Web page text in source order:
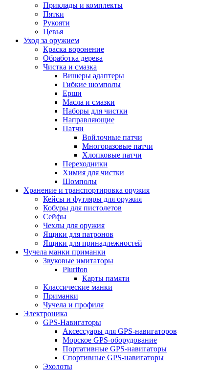
Приклады и комплекты
Пятки
Рукояти
Цевья
Уход за оружием
Краска воронение
Обработка дерева
Чистка и смазка
Вишеры адаптеры
Гибкие шомполы
Ерши
Масла и смазки
Наборы для чистки
Направляющие
Патчи
Войлочные патчи
Многоразовые патчи
Хлопковые патчи
Переходники
Химия для чистки
Шомполы
Хранение и транспортировка оружия
Кейсы и футляры для оружия
Кобуры для пистолетов
Сейфы
Чехлы для оружия
Ящики для патронов
Ящики для принадлежностей
Чучела манки приманки
Звуковые имитаторы
Plurifon
Карты памяти
Классические манки
Приманки
Чучела и профиля
Электроника
GPS-Навигаторы
Аксессуары для GPS-навигаторов
Морское GPS-оборудование
Портативные GPS-навигаторы
Спортивные GPS-навигаторы
Эхолоты